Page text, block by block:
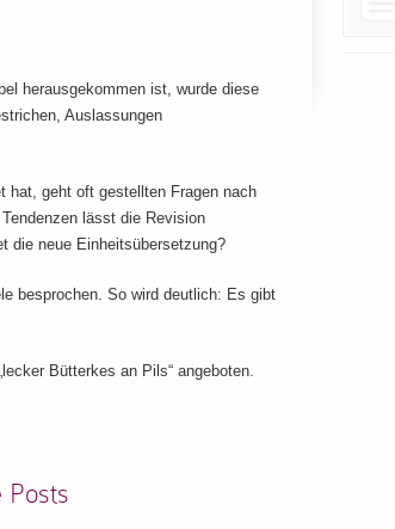
herausgekommen ist, wurde diese
Auslassungen
hat, geht oft gestellten Fragen nach
lässt die Revision
die neue Einheitsübersetzung?
besprochen. So wird deutlich: Es gibt
Bütterkes an Pils“ angeboten.
Posts